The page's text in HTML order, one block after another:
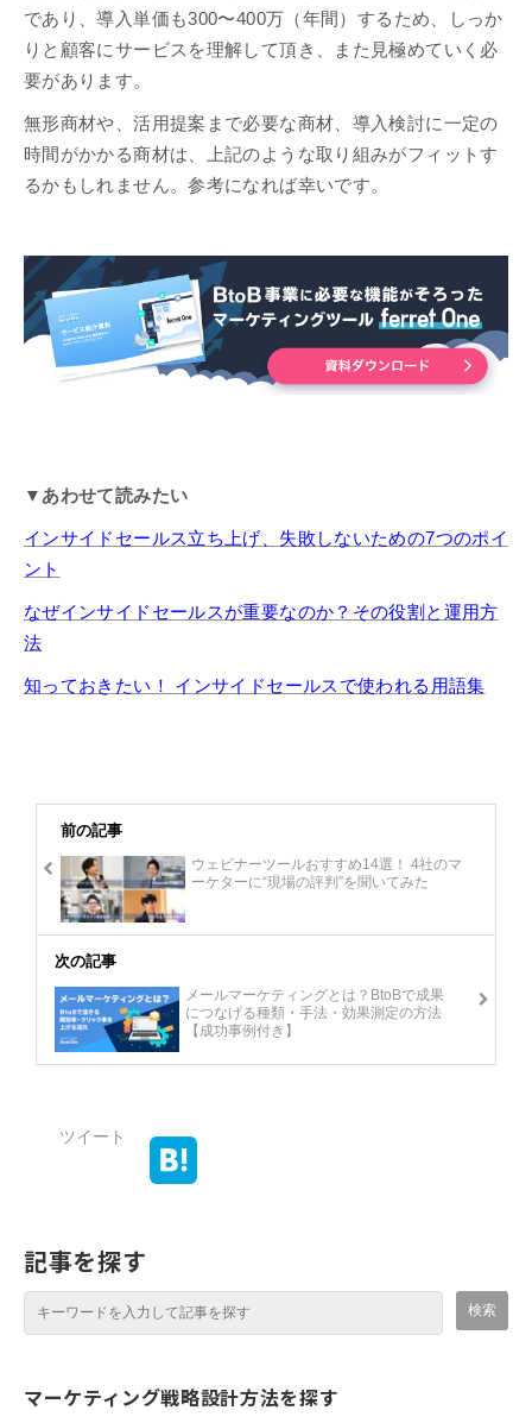
であり、導入単価も300〜400万（年間）するため、しっか
りと顧客にサービスを理解して頂き、また見極めていく必
要があります。
無形商材や、活用提案まで必要な商材、導入検討に一定の
時間がかかる商材は、上記のような取り組みがフィットす
るかもしれません。参考になれば幸いです。
▼あわせて読みたい
インサイドセールス立ち上げ、失敗しないための7つのポイ
ント
なぜインサイドセールスが重要なのか？その役割と運用方
法
​​​​​​​知っておきたい！ インサイドセールスで使われる用語集​​​​​​​
前の記事
ウェビナーツールおすすめ14選！ 4社のマ
ーケターに“現場の評判”を聞いてみた
次の記事
メールマーケティングとは？BtoBで成果
につなげる種類・手法・効果測定の方法
【成功事例付き】
ツイート
記事を探す
マーケティング戦略設計方法を探す